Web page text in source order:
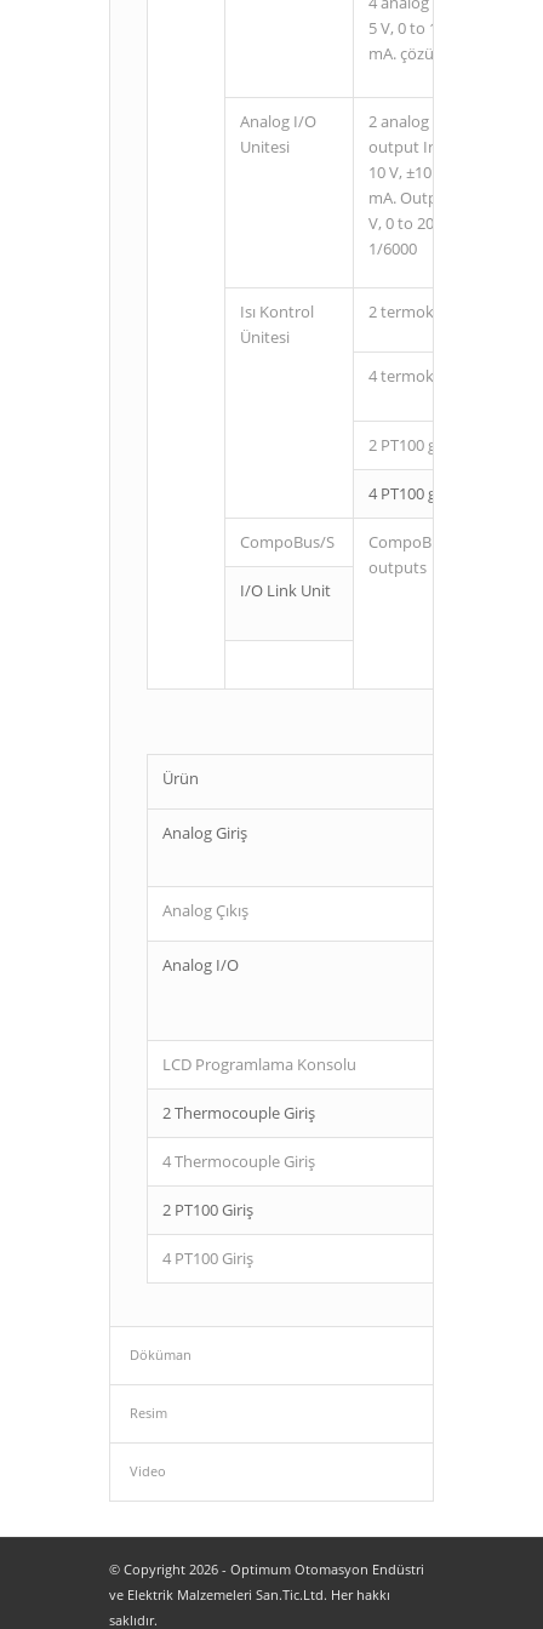
5 V, 0 to 10 V, ±10 V, 0
mA. çözünürlük: 1/6000
Analog I/O
Unitesi
2 analog inputs and 1
output Input range: 0 to
10 V, ±10 V, 0 to 20 mA,
mA. Output range: 1 to
V, 0 to 20 mA, or 4 to
1/6000
Isı Kontrol
Ünitesi
2 termokupl girişi K ve j
4 termokupl girişi K ve j
2 PT100 girişi
4 PT100 girişi
CompoBus/S
CompoBus/S slave 8
outputs
I/O Link Unit
Ürün
Analog Giriş
Analog Çıkış
Analog I/O
LCD Programlama Konsolu
2 Thermocouple Giriş
4 Thermocouple Giriş
2 PT100 Giriş
4 PT100 Giriş
Döküman
Resim
Video
© Copyright 2026 - Optimum Otomasyon Endüstri
ve Elektrik Malzemeleri San.Tic.Ltd. Her hakkı
saklıdır.